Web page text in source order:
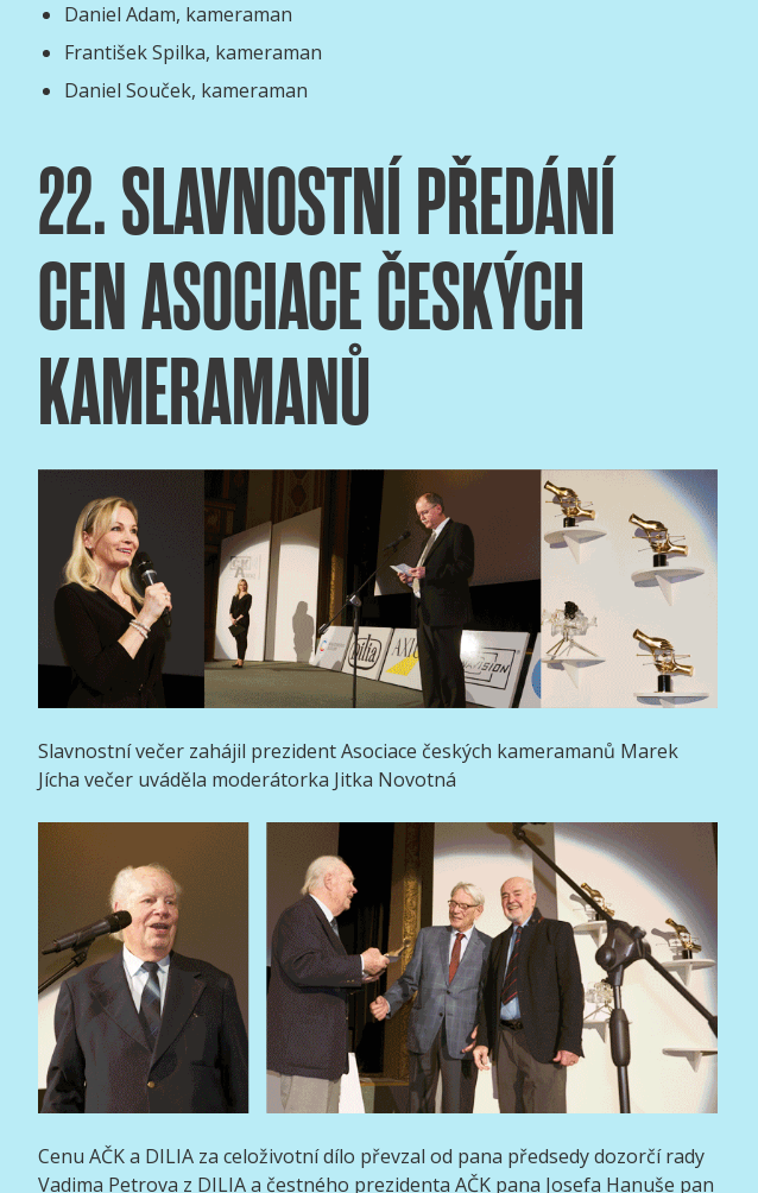
Daniel Adam, kameraman
František Spilka, kameraman
Daniel Souček, kameraman
22. SLAVNOSTNÍ PŘEDÁNÍ
CEN ASOCIACE ČESKÝCH
KAMERAMANŮ
Slavnostní večer zahájil prezident Asociace českých kameramanů Marek
Jícha večer uváděla moderátorka Jitka Novotná
Cenu AČK a DILIA za celoživotní dílo převzal od pana předsedy dozorčí rady
Vadima Petrova z DILIA a čestného prezidenta AČK pana Josefa Hanuše pan